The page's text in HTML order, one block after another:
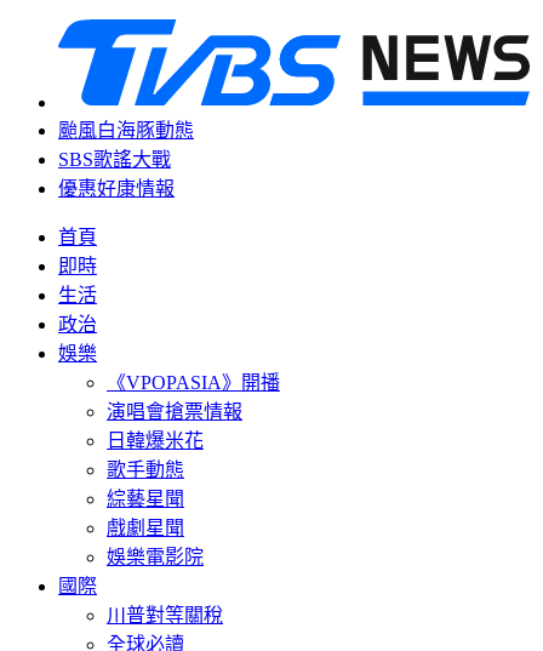
颱風白海豚動態
SBS歌謠大戰
優惠好康情報
首頁
即時
生活
政治
娛樂
《VPOPASIA》開播
演唱會搶票情報
日韓爆米花
歌手動態
綜藝星聞
戲劇星聞
娛樂電影院
國際
川普對等關稅
全球必讀